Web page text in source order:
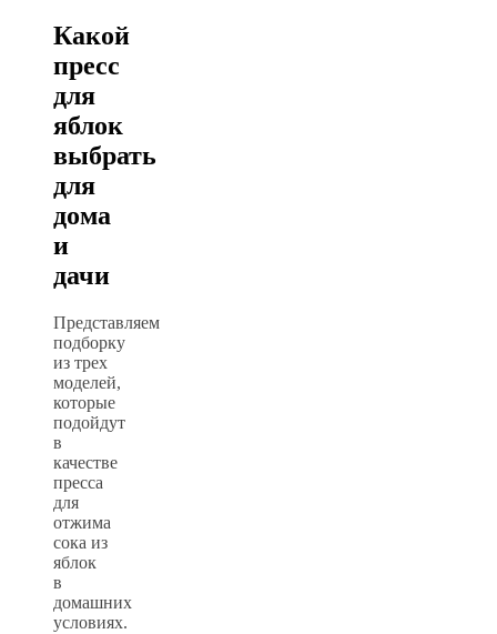
Какой
пресс
для
яблок
выбрать
для
дома
и
дачи
Представляем
подборку
из трех
моделей,
которые
подойдут
в
качестве
пресса
для
отжима
сока из
яблок
в
домашних
условиях.